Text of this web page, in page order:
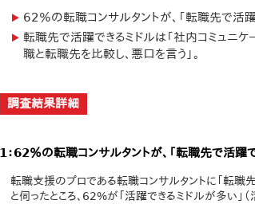
62％の転職コンサルタントが、「転職先で活
転職先で活躍できるミドルは「社内コミュニケ
職と転職先を比較し、悪口を言う」。
調査結果詳細
1：62％の転職コンサルタントが、「転職先で活躍
転職支援のプロである転職コンサルタントに「転職
と伺ったところ、62%が「活躍できるミドルが多い」